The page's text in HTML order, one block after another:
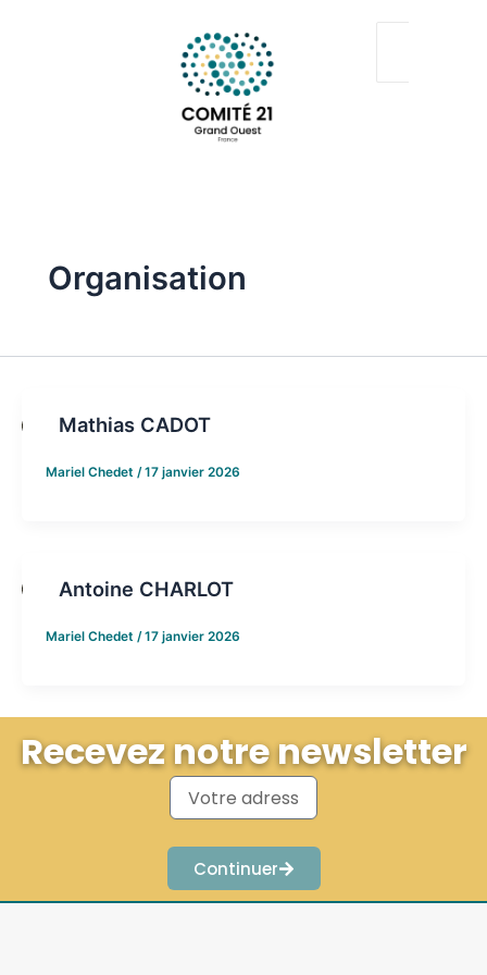
Organisation
Mathias CADOT
Mariel Chedet /17 janvier 2026
Antoine CHARLOT
Mariel Chedet /17 janvier 2026
Recevez notre newsletter
Continuer